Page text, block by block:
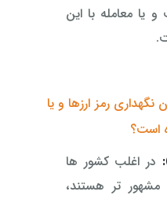
یا معامله با این
نگهداری رمز ارزها و یا
است؟
در اغلب کشور ها
مشهور تر هستند،